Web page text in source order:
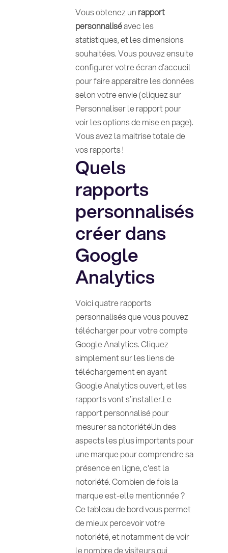
Vous obtenez un rapport
personnaliséavec les
statistiques, et les dimensions
souhaitées. Vous pouvez ensuite
configurer votre écran d’accueil
pour faire apparaitre les données
selon votre envie (cliquez sur
Personnaliser le rapport pour
voir les options de mise en page).
Vous avez la maitrise totale de
vos rapports !
Quels
rapports
personnalisés
créer dans
Google
Analytics
Voici quatre rapports
personnalisés que vous pouvez
télécharger pour votre compte
Google Analytics. Cliquez
simplement sur les liens de
téléchargement en ayant
Google Analytics ouvert, et les
rapports vont s’installer.Le
rapport personnalisé pour
mesurer sa notoriétéUn des
aspects les plus importants pour
une marque pour comprendre sa
présence en ligne, c'est la
notoriété. Combien de fois la
marque est-elle mentionnée ?
Ce tableau de bord vous permet
de mieux percevoir votre
notoriété, et notamment de voir
le nombre de visiteurs qui